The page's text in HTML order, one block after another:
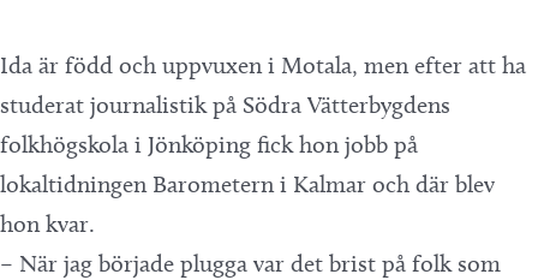
Ida är född och uppvuxen i Motala, men efter att ha
studerat journalistik på Södra Vätterbygdens
folkhögskola i Jönköping fick hon jobb på
lokaltidningen Barometern i Kalmar och där blev
hon kvar.
– När jag började plugga var det brist på folk som